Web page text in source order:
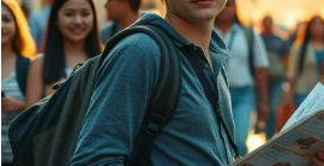
realmente
a
moverte